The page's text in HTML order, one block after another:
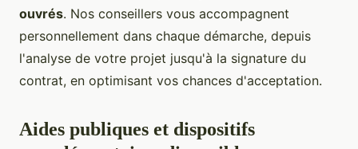
ouvrés. Nos conseillers vous accompagnent
personnellement dans chaque démarche, depuis
l'analyse de votre projet jusqu'à la signature du
contrat, en optimisant vos chances d'acceptation.
Aides publiques et dispositifs